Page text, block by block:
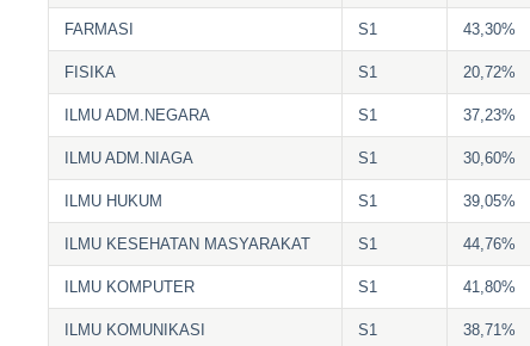
FARMASI S1 43,30%
FISIKA S1 20,72%
ILMU ADM.NEGARA S1 37,23%
ILMU ADM.NIAGA S1 30,60%
ILMU HUKUM S1 39,05%
ILMU KESEHATAN MASYARAKAT S1 44,76%
ILMU KOMPUTER S1 41,80%
ILMU KOMUNIKASI S1 38,71%